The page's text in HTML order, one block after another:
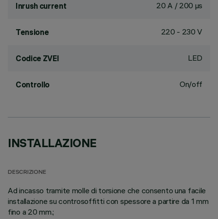
Inrush current 20 A / 200 µs
Tensione 220 - 230 V
Codice ZVEI LED
Controllo On/off
INSTALLAZIONE
DESCRIZIONE
Ad incasso tramite molle di torsione che consento una facile
installazione su controsoffitti con spessore a partire da 1 mm
fino a 20 mm.;